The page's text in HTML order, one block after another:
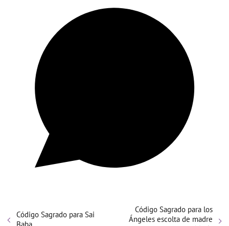
Código Sagrado para Sai
Código Sagrado para los
Ángeles escolta de madre